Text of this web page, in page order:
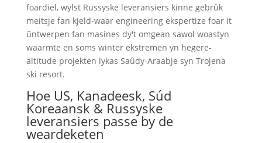
foardiel, wylst Russyske leveransiers kinne gebrûk
meitsje fan kjeld-waar engineering ekspertize foar it
ûntwerpen fan masines dy't omgean sawol woastyn
waarmte en soms winter ekstremen yn hegere-
altitude projekten lykas Saûdy-Araabje syn Trojena
ski resort.
Hoe US, Kanadeesk, Súd
Koreaansk & Russyske
leveransiers passe by de
weardeketen